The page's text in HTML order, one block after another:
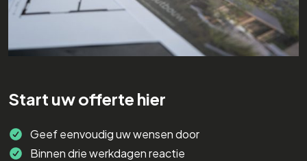
Start uw offerte hier
Geef eenvoudig uw wensen door
Binnen drie werkdagen reactie